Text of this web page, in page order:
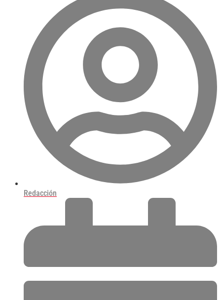
Redacción